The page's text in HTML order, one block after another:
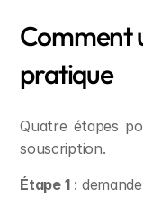
Comment
pratique
Quatre étapes
souscription.
Étape 1 :